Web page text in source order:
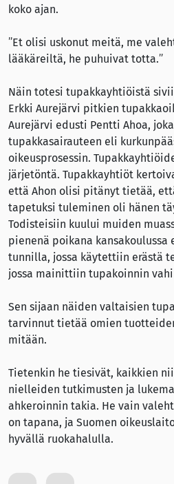
koko ajan.
”Et olisi uskonut meitä, me
lääkäreiltä, he puhuivat totta.”
Näin totesi tupakkayhtiöistä
Erkki Aurejärvi pitkien
Aurejärvi edusti Pentti Ahoa,
tupakkasairauteen eli
oikeusprosessin.
järjetöntä. Tupakkayhtiöt
että Ahon olisi pitänyt tietää,
tapetuksi tuleminen oli hänen
Todisteisiin kuului muiden
pienenä poikana kansakoulussa
tunnilla, jossa käytettiin erästä
jossa mainittiin tupakoinnin
Sen sijaan näiden valtaisien
tarvinnut tietää omien
mitään.
Tietenkin he tiesivät, kaikkien
nielleiden tutkimusten ja
ahkeroinnin takia. He vain
on tapana, ja Suomen
hyvällä ruokahalulla.